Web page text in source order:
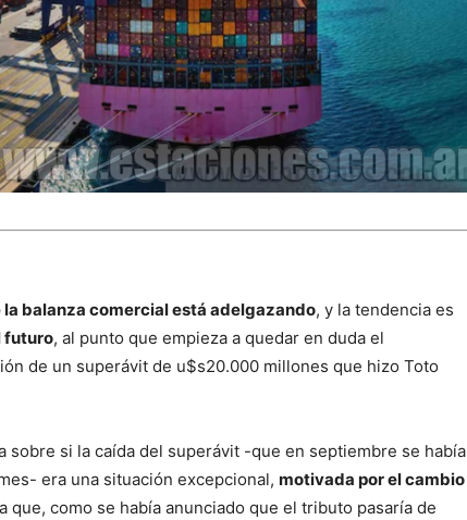
la balanza comercial está adelgazando, y la tendencia es
futuro, al punto que empieza a quedar en duda el
de un superávit de u$s20.000 millones que hizo Toto
sobre si la caída del superávit -que en septiembre se había
era una situación excepcional, motivada por el cambio
que, como se había anunciado que el tributo pasaría de